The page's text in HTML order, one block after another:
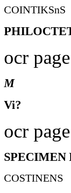
COINTIKSnS
ocr
M
Vi?
ocr
COSTINENS